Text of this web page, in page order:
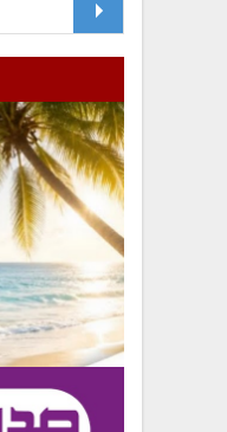
للإعلان بموقعنا : واتس -